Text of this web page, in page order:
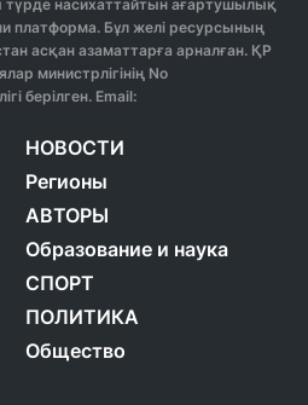
насихаттайтын ағартушылық
платформа. Бұл желі ресурсының
асқан азаматтарға арналған. ҚР
министрлігінің No
берілген. Email:
НОВОСТИ
Регионы
АВТОРЫ
Образование и наука
СПОРТ
ПОЛИТИКА
Общество